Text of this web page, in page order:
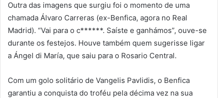
Outra das imagens que surgiu foi o momento de uma
chamada Álvaro Carreras (ex-Benfica, agora no Real
Madrid). “Vai para o c******. Saíste e ganhámos”, ouve-se
durante os festejos. Houve também quem sugerisse ligar
a Ángel di María, que saiu para o Rosario Central.
Com um golo solitário de Vangelis Pavlidis, o Benfica
garantiu a conquista do troféu pela décima vez na sua